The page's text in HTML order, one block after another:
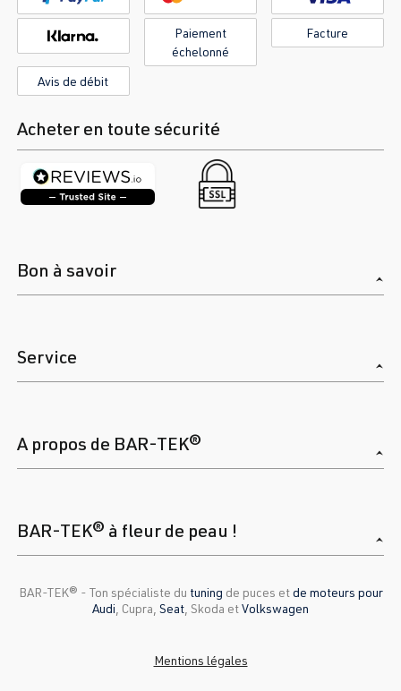
Paiement
échelonné
Facture
Avis de débit
Acheter en toute sécurité
Bon à savoir
Service
A propos de BAR-TEK®
BAR-TEK® à fleur de peau !
BAR-TEK®️ - Ton spécialiste du tuning de puces etde moteurs pour
Audi , Cupra, Seat , Skoda etVolkswagen
Mentions légales